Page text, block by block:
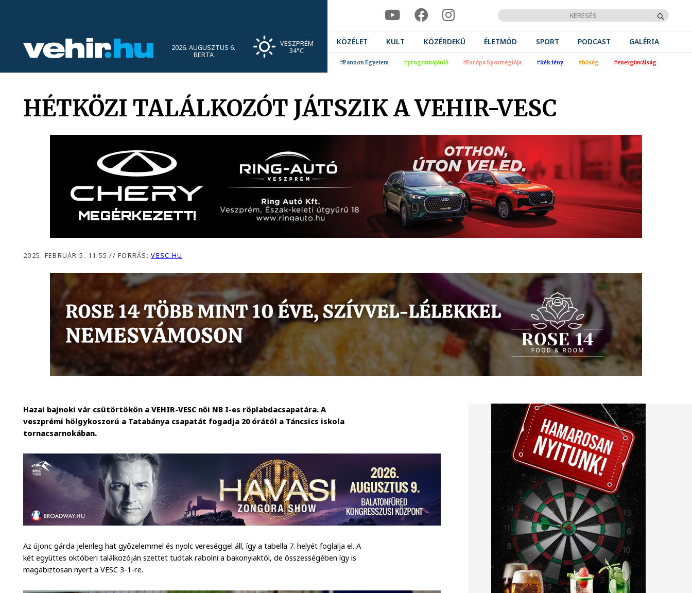
2026. AUGUSZTUS 6.
BERTA
VESZPRÉM
34°C
KÖZÉLET KULT KÖZÉRDEKŰ ÉLETMÓD SPORT PODCAST GALÉRIA
#Pannon Egyetem #programajánló #Európa Sportrégiója #kék fény #hőség #energiaválság
HÉTKÖZI TALÁLKOZÓT JÁTSZIK A VEHIR-VESC
2025. FEBRUÁR 5. 11:55// FORRÁS:VESC.HU
Hazai bajnoki vár csütörtökön a VEHIR-VESC női NB I-es röplabdacsapatára. A
veszprémi hölgykoszorú a Tatabánya csapatát fogadja 20 órától a Táncsics iskola
tornacsarnokában.
Az újonc gárda jelenleg hat győzelemmel és nyolc vereséggel áll, így a tabella 7. helyét foglalja el. A
két együttes októberi találkozóján szettet tudtak rabolni a bakonyiaktól, de összességében így is
magabiztosan nyert a VESC 3-1-re.